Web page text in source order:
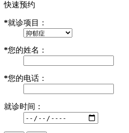
快速预约
*就诊项目：
*您的姓名：
*您的电话：
就诊时间：